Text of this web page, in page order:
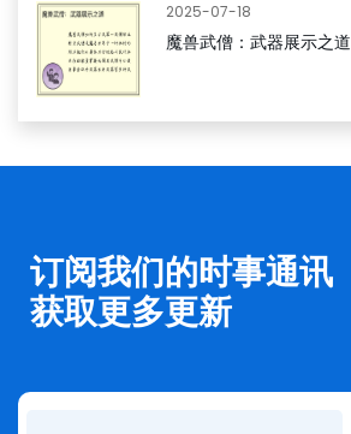
2025-07-18
魔兽武僧：武器展示之道
订阅我们的时事通讯
获取更多更新